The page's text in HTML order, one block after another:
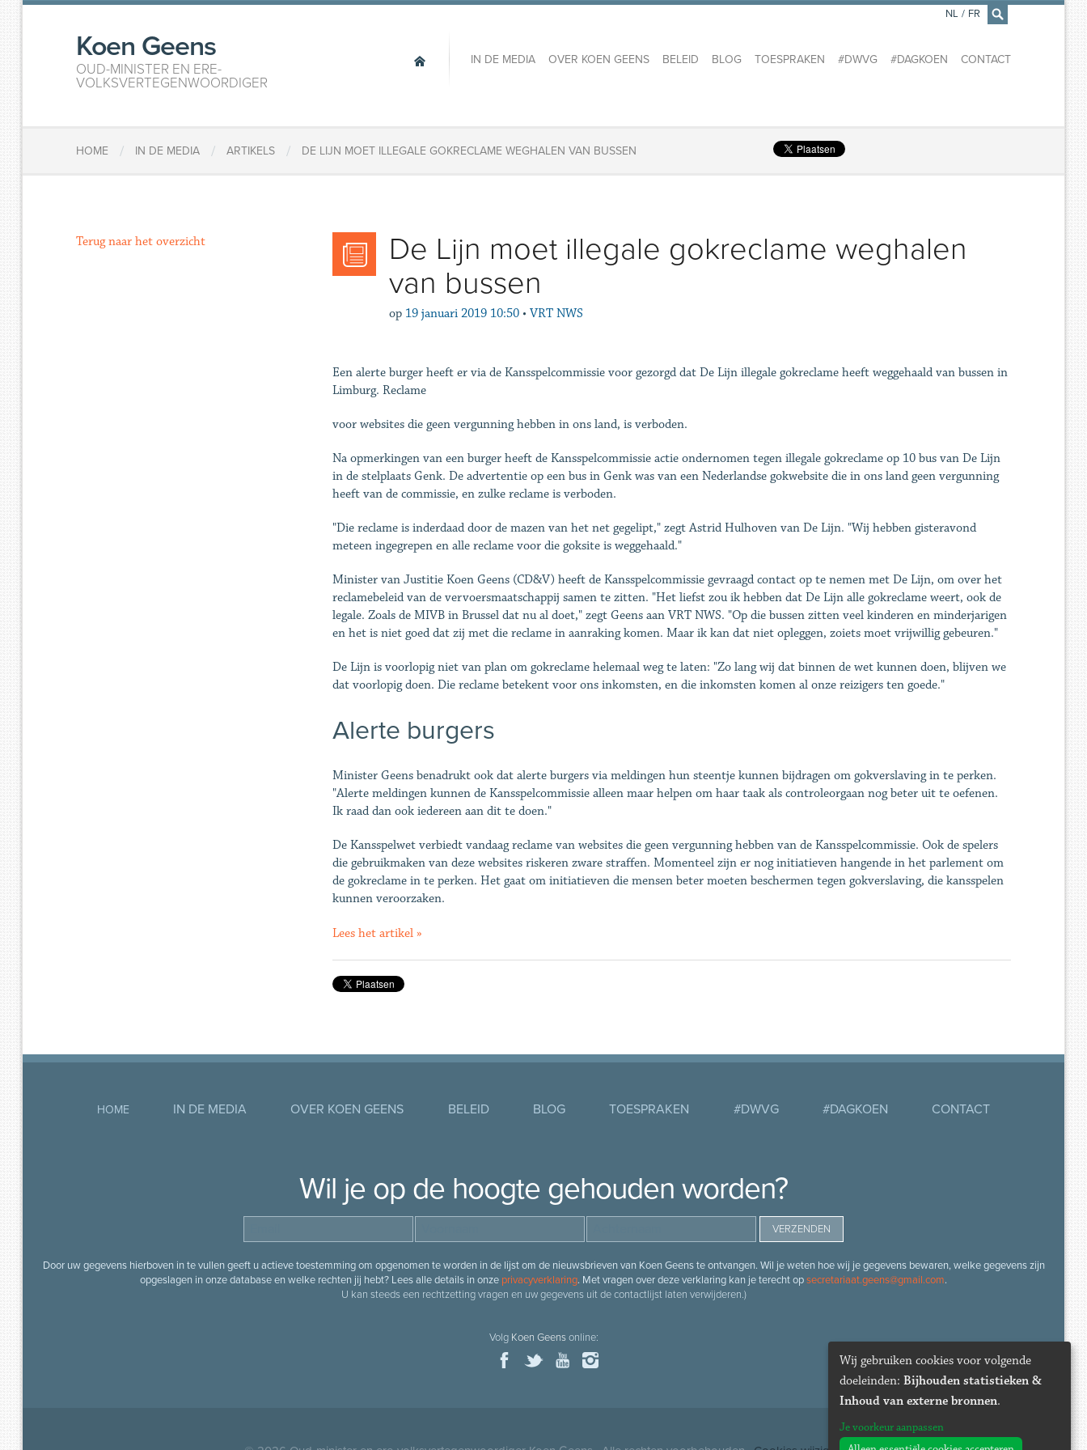
×
Koen Geens
OUD-MINISTER EN ERE-
VOLKSVERTEGENWOORDIGER
IN DE MEDIA OVER KOEN GEENS BELEID BLOG TOESPRAKEN #DWVG #DAGKOEN CONTACT
NL / FR
HOME / IN DE MEDIA / ARTIKELS / DE LIJN MOET ILLEGALE GOKRECLAME WEGHALEN VAN BUSSEN
De Lijn moet illegale gokreclame weghalen
van bussen
op 19 januari 2019 10:50 • VRT NWS
Een alerte burger heeft er via de Kansspelcommissie voor gezorgd dat De Lijn illegale gokreclame heeft weggehaald van bussen in
Limburg. Reclame
voor websites die geen vergunning hebben in ons land, is verboden.
Na opmerkingen van een burger heeft de Kansspelcommissie actie ondernomen tegen illegale gokreclame op 10 bus van De Lijn
in de stelplaats Genk. De advertentie op een bus in Genk was van een Nederlandse gokwebsite die in ons land geen vergunning
heeft van de commissie, en zulke reclame is verboden.
"Die reclame is inderdaad door de mazen van het net gegelipt," zegt Astrid Hulhoven van De Lijn. "Wij hebben gisteravond
meteen ingegrepen en alle reclame voor die goksite is weggehaald."
Minister van Justitie Koen Geens (CD&V) heeft de Kansspelcommissie gevraagd contact op te nemen met De Lijn, om over het
reclamebeleid van de vervoersmaatschappij samen te zitten. "Het liefst zou ik hebben dat De Lijn alle gokreclame weert, ook de
legale. Zoals de MIVB in Brussel dat nu al doet," zegt Geens aan VRT NWS. "Op die bussen zitten veel kinderen en minderjarigen
en het is niet goed dat zij met die reclame in aanraking komen. Maar ik kan dat niet opleggen, zoiets moet vrijwillig gebeuren."
De Lijn is voorlopig niet van plan om gokreclame helemaal weg te laten: "Zo lang wij dat binnen de wet kunnen doen, blijven we
dat voorlopig doen. Die reclame betekent voor ons inkomsten, en die inkomsten komen al onze reizigers ten goede."
Alerte burgers
Minister Geens benadrukt ook dat alerte burgers via meldingen hun steentje kunnen bijdragen om gokverslaving in te perken.
"Alerte meldingen kunnen de Kansspelcommissie alleen maar helpen om haar taak als controleorgaan nog beter uit te oefenen.
Ik raad dan ook iedereen aan dit te doen."
De Kansspelwet verbiedt vandaag reclame van websites die geen vergunning hebben van de Kansspelcommissie. Ook de spelers
die gebruikmaken van deze websites riskeren zware straffen. Momenteel zijn er nog initiatieven hangende in het parlement om
de gokreclame in te perken. Het gaat om initiatieven die mensen beter moeten beschermen tegen gokverslaving, die kansspelen
kunnen veroorzaken.
Lees het artikel »
Terug naar het overzicht
HOME IN DE MEDIA OVER KOEN GEENS BELEID BLOG TOESPRAKEN #DWVG #DAGKOEN CONTACT
Wil je op de hoogte gehouden worden?
Door uw gegevens hierboven in te vullen geeft u actieve toestemming om opgenomen te worden in de lijst om de nieuwsbrieven van Koen Geens te ontvangen. Wil je weten hoe wij je gegevens bewaren, welke gegevens zijn
opgeslagen in onze database en welke rechten jij hebt? Lees alle details in onze privacyverklaring. Met vragen over deze verklaring kan je terecht opsecretariaat.geens@gmail.com.
U kan steeds een rechtzetting vragen en uw gegevens uit de contactlijst laten verwijderen.)
Volg Koen Geensonline:
Wij gebruiken cookies voor volgende
doeleinden: Bijhouden statistieken &
Inhoud van externe bronnen.
Je voorkeur aanpassen